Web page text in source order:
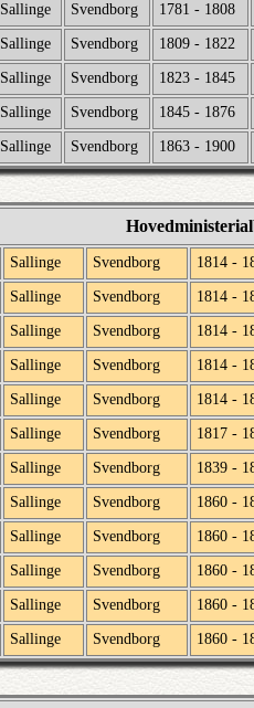
Sallinge Svendborg 1781 - 1808
Sallinge Svendborg 1809 - 1822
Sallinge Svendborg 1823 - 1845
Sallinge Svendborg 1845 - 1876
Sallinge Svendborg 1863 - 1900
Sallinge Svendborg 1814 -
Sallinge Svendborg 1814 -
Sallinge Svendborg 1814 -
Sallinge Svendborg 1814 -
Sallinge Svendborg 1814 -
Sallinge Svendborg 1817 -
Sallinge Svendborg 1839 -
Sallinge Svendborg 1860 -
Sallinge Svendborg 1860 -
Sallinge Svendborg 1860 -
Sallinge Svendborg 1860 -
Sallinge Svendborg 1860 -